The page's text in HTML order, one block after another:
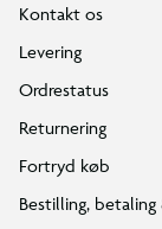
Kontakt os
Levering
Ordrestatus
Returnering
Fortryd køb
Bestilling,